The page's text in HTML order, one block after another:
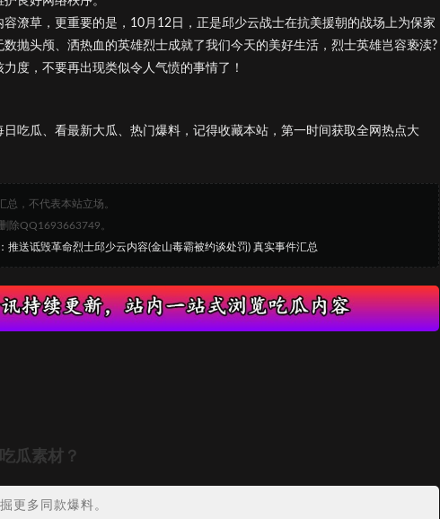
潦草，更重要的是，10月12日，正是邱少云战士在抗美援朝的战场上为保家
抛头颅、洒热血的英雄烈士成就了我们今天的美好生活，烈士英雄岂容亵渎?
度，不要再出现类似令人气愤的事情了！
吃瓜、看最新大瓜、热门爆料，记得收藏本站，第一时间获取全网热点大
，不代表本站立场。
除QQ1693663749。
推送诋毁革命烈士邱少云内容(金山毒霸被约谈处罚) 真实事件汇总
瓜素材？
更多同款爆料。